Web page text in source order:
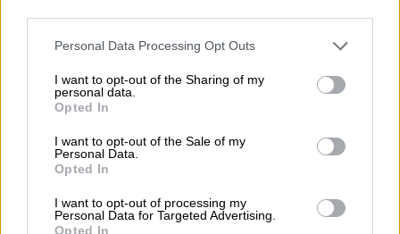
Please note that this website/app uses one or more Google
not limited to your visit or usage behaviour. You may click to
grant or deny consent to Google and its third-party tags to
use your data for below specified purposes in below Google
consent section.
Personal Data Processing Opt Outs
I want to opt-out of the Sharing of my
personal data.
Opted In
I want to opt-out of the Sale of my
Personal Data.
Opted In
I want to opt-out of processing my
Personal Data for Targeted Advertising.
Opted In
Δικαστηρίου.
Ωστόσο «από το
ξεκίνησαν και
συνεχίστηκαν τα επόμενα χρόνια κλοπές και
βανδαλισμοί από παραβατικά άτομα τα οποία
συνέχισαν τις εγκληματικές τους πράξεις
ηλεκτρομηχανολογικού εξοπλισμού των